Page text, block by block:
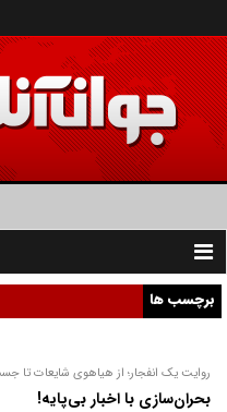
Toggle
navigation
برچسب ها
روایت یک انفجار؛ از هیاهوی شایعات
بحران‌سازی با اخبار بی‌پایه!